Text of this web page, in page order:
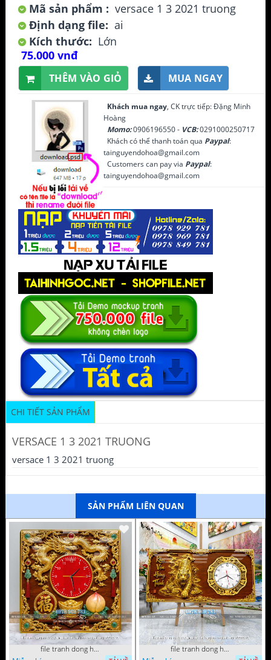
Mã sản phẩm : versace 1 3 2021 truong
Định dạng file: ai
Kích thước: Lớn
75.000 vnđ
THÊM VÀO GIỎ MUA NGAY
Khách mua ngay, CK trực tiếp: Đặng Minh
Hoàng
Momo:0906196550 - VCB:0291000250717
Khách có thể thanh toán qua Paypal:
tainguyendohoa@gmail.com
Customers can pay via Paypal:
tainguyendohoa@gmail.com
CHI TIẾT SẢN PHẨM
VERSACE 1 3 2021 TRUONG
versace 1 3 2021 truong
SẢN PHẨM LIÊN QUAN
file tranh dong ho tu quy tung hac dai bang ho rong phuong 072026 93
file tranh dong ho tu quy tung hac dai bang ho rong phuong 072026 78